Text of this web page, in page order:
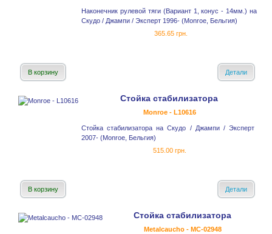
Наконечник рулевой тяги (Вариант 1, конус - 14мм.) на
Скудо / Джампи / Эксперт 1996- (Monroe, Бельгия)
365.65 грн.
В корзину Детали
Стойка стабилизатора
Monroe - L10616
Стойка стабилизатора на Скудо / Джампи / Эксперт
2007- (Monroe, Бельгия)
515.00 грн.
В корзину Детали
Стойка стабилизатора
Metalcaucho - MC-02948